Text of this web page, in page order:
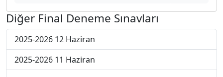
Diğer Final Deneme Sınavları
2025-2026 12 Haziran
2025-2026 11 Haziran